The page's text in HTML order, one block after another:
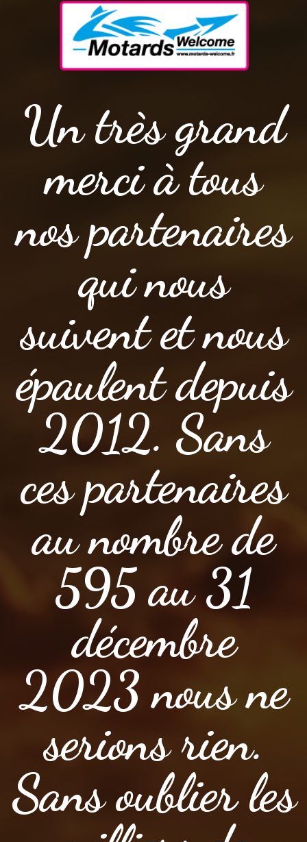
Un très grand
merci à tous
nos partenaires
qui nous
suivent et nous
épaulent depuis
2012. Sans
ces partenaires
au nombre de
595 au 31
décembre
2023 nous ne
serions rien.
Sans oublier les